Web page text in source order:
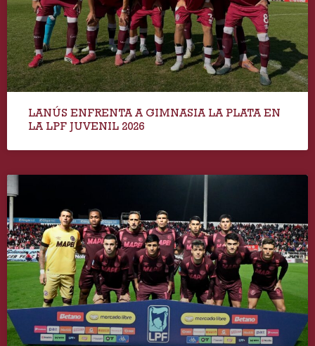
LANÚS ENFRENTA A GIMNASIA LA PLATA EN
LA LPF JUVENIL 2026